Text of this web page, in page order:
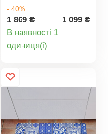
кольорами, що
ідеально
гармонують. За ним
його можна прати.
- 40%
1 869 ₴
1 099 ₴
В наявності 1
oдиниця(і)